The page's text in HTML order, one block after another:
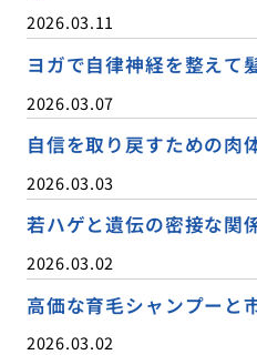
2026.03.11
ヨガで自律神経を整えて
2026.03.07
自信を取り戻すための肉
2026.03.03
若ハゲと遺伝の密接な関
2026.03.02
高価な育毛シャンプーと
2026.03.02